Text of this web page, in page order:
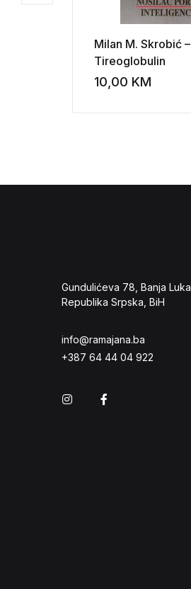
Milan M. Skrobić –
Tireoglobulin
10,00 KM
Gundulićeva 78, Banja Luka
Republika Srpska, BiH
info@ramajana.ba
+387 64 44 04 922
Instagram